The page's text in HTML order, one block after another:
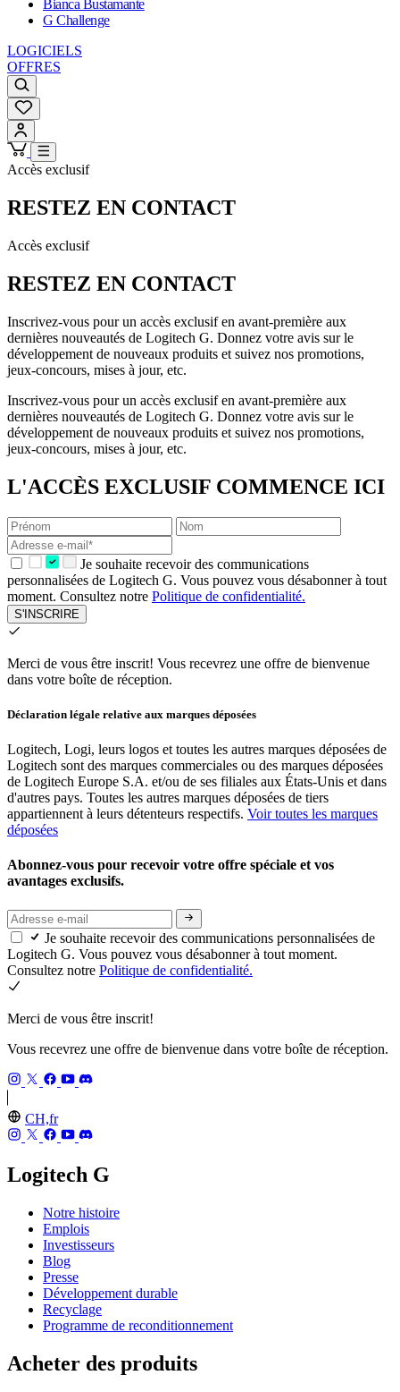
Bianca Bustamante
G Challenge
LOGICIELS
OFFRES
Accès exclusif
RESTEZ EN CONTACT
Accès exclusif
RESTEZ EN CONTACT
Inscrivez-vous pour un accès exclusif en avant-première aux
dernières nouveautés de Logitech G. Donnez votre avis sur le
développement de nouveaux produits et suivez nos promotions,
jeux-concours, mises à jour, etc.
Inscrivez-vous pour un accès exclusif en avant-première aux
dernières nouveautés de Logitech G. Donnez votre avis sur le
développement de nouveaux produits et suivez nos promotions,
jeux-concours, mises à jour, etc.
L'ACCÈS EXCLUSIF COMMENCE ICI
Je souhaite recevoir des communications
personnalisées de Logitech G. Vous pouvez vous désabonner à tout
moment. Consultez notre Politique de confidentialité.
S'INSCRIRE
Merci de vous être inscrit! Vous recevrez une offre de bienvenue
dans votre boîte de réception.
Déclaration légale relative aux marques déposées
Logitech, Logi, leurs logos et toutes les autres marques déposées de
Logitech sont des marques commerciales ou des marques déposées
de Logitech Europe S.A. et/ou de ses filiales aux États-Unis et dans
d'autres pays. Toutes les autres marques déposées de tiers
appartiennent à leurs détenteurs respectifs. Voir toutes les marques
déposées
Abonnez-vous pour recevoir votre offre spéciale et vos
avantages exclusifs.
Je souhaite recevoir des communications personnalisées de
Logitech G. Vous pouvez vous désabonner à tout moment.
Consultez notre Politique de confidentialité.
Merci de vous être inscrit!
Vous recevrez une offre de bienvenue dans votre boîte de réception.
CH,fr
Logitech G
Notre histoire
Emplois
Investisseurs
Blog
Presse
Développement durable
Recyclage
Programme de reconditionnement
Acheter des produits